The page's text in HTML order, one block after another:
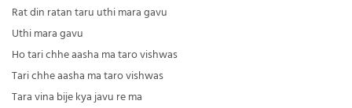
Rat din ratan taru uthi mara gavu
Uthi mara gavu
Ho tari chhe aasha ma taro vishwas
Tari chhe aasha ma taro vishwas
Tara vina bije kya javu re ma